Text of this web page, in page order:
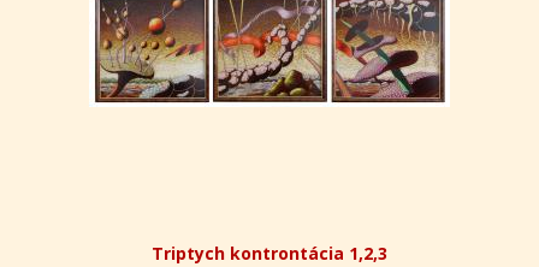
Triptych kontrontácia 1,2,3